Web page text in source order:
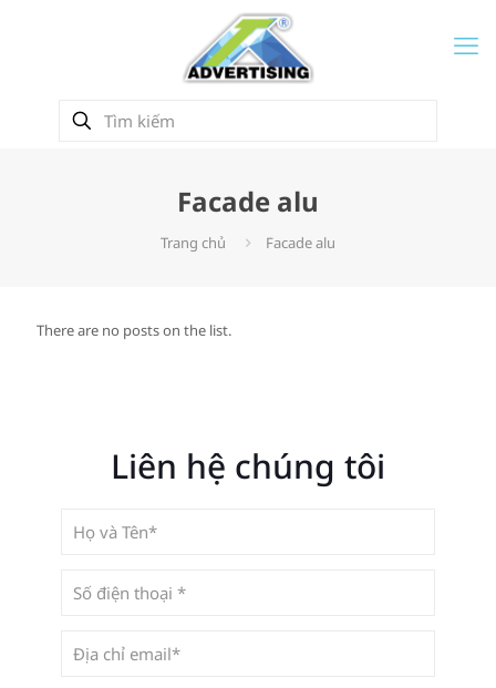
Facade alu
Trang chủ Facade alu
There are no posts on the list.
Liên hệ chúng tôi